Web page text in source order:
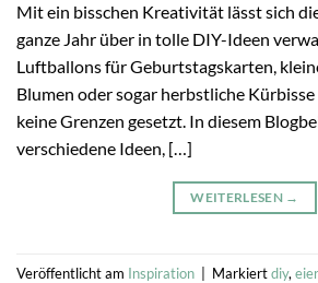
Mit ein bisschen Kreativität lässt sich
ganze Jahr über in tolle DIY-Ideen
Luftballons für Geburtstagskarten,
Blumen oder sogar herbstliche
keine Grenzen gesetzt. In diesem
verschiedene Ideen, […]
WEITERLESEN →
Veröffentlicht am Inspiration Markiertdiy, eier